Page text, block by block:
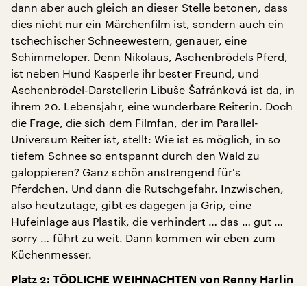
dann aber auch gleich an dieser Stelle betonen, dass
dies nicht nur ein Märchenfilm ist, sondern auch ein
tschechischer Schneewestern, genauer, eine
Schimmeloper. Denn Nikolaus, Aschenbrödels Pferd,
ist neben Hund Kasperle ihr bester Freund, und
Aschenbrödel-Darstellerin Libuše Šafránková ist da, in
ihrem 20. Lebensjahr, eine wunderbare Reiterin. Doch
die Frage, die sich dem Filmfan, der im Parallel-
Universum Reiter ist, stellt: Wie ist es möglich, in so
tiefem Schnee so entspannt durch den Wald zu
galoppieren? Ganz schön anstrengend für's
Pferdchen. Und dann die Rutschgefahr. Inzwischen,
also heutzutage, gibt es dagegen ja Grip, eine
Hufeinlage aus Plastik, die verhindert … das … gut …
sorry … führt zu weit. Dann kommen wir eben zum
Küchenmesser.
Platz 2: TÖDLICHE WEIHNACHTEN von Renny Harlin